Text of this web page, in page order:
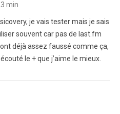
min
je vais tester mais je sais
souvent car pas de last.fm
déjà assez faussé comme ça,
le + que j’aime le mieux.